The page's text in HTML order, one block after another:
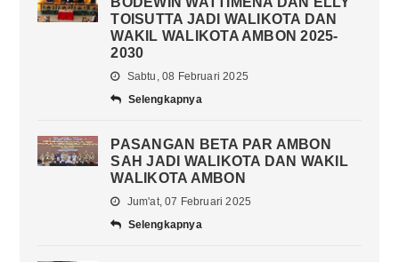
TOISUTTA JADI WALIKOTA DAN
WAKIL WALIKOTA AMBON 2025-
2030
Sabtu, 08 Februari 2025
Selengkapnya
PASANGAN BETA PAR AMBON
SAH JADI WALIKOTA DAN WAKIL
WALIKOTA AMBON
Jum'at, 07 Februari 2025
Selengkapnya